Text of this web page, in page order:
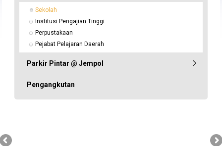
Sekolah
Institusi Pengajian Tinggi
Perpustakaan
Pejabat Pelajaran Daerah
Parkir Pintar @ Jempol
Pengangkutan